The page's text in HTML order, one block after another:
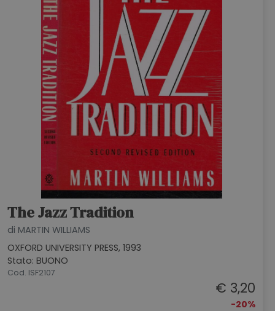
The Jazz Tradition
di MARTIN WILLIAMS
OXFORD UNIVERSITY PRESS, 1993
Stato: BUONO
Cod. ISF2107
€ 3,20
-20%